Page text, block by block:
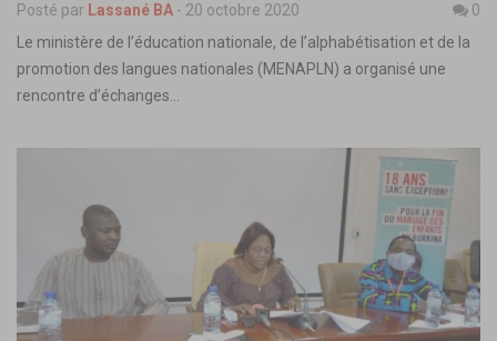
Posté par Lassané BA - 20 octobre 2020
0
Le ministère de l’éducation nationale, de l’alphabétisation et de la
promotion des langues nationales (MENAPLN) a organisé une
rencontre d’échanges…